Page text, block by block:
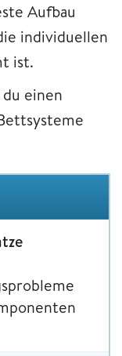
Aufbau
individuellen
ist.
einen